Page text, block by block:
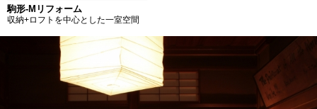
駒形-Mリフォーム
収納+ロフトを中心とした一室空間